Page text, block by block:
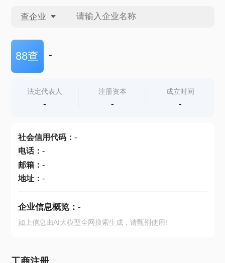
查企业
查企业
查产地
88查 -
法定代表人
-
注册资本
-
成立时间
-
社会信用代码： -
电话： -
邮箱： -
地址： -
企业信息概览： -
如上信息由AI大模型全网搜索生成，请甄别使用!